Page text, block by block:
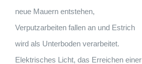
neue Mauern entstehen,
Verputzarbeiten fallen an und Estrich
wird als Unterboden verarbeitet.
Elektrisches Licht, das Erreichen einer